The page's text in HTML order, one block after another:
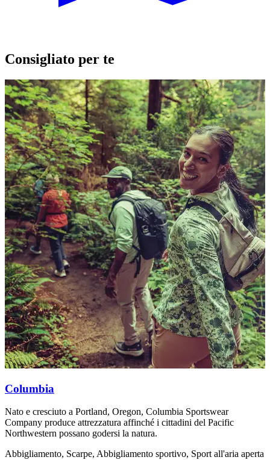
Consigliato per te
Columbia
Nato e cresciuto a Portland, Oregon, Columbia Sportswear
Company produce attrezzatura affinché i cittadini del Pacific
Northwestern possano godersi la natura.
Abbigliamento, Scarpe, Abbigliamento sportivo, Sport all'aria aperta